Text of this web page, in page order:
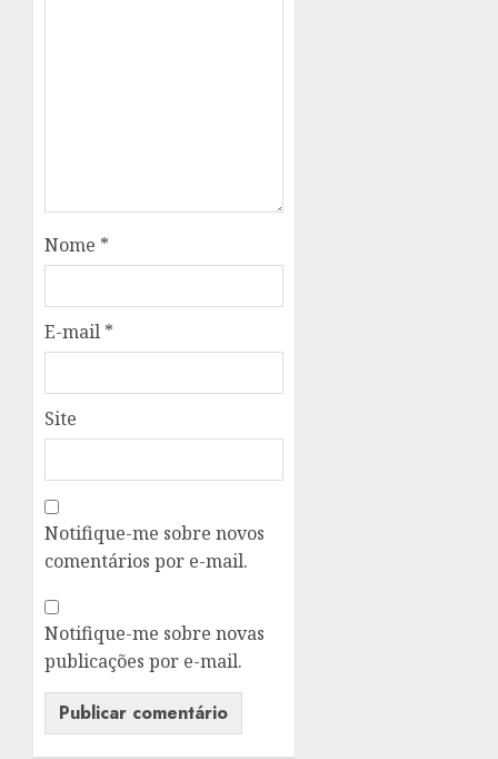
Nome *
E-mail *
Site
Notifique-me sobre novos
comentários por e-mail.
Notifique-me sobre novas
publicações por e-mail.